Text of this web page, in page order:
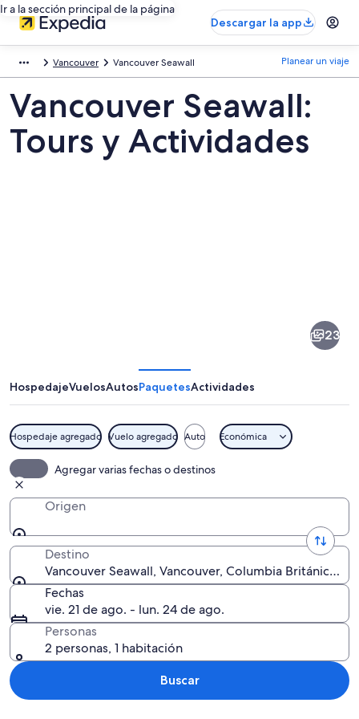
Ir a la sección principal de la página
Descargar la app
Vancouver Vancouver Seawall Planear un viaje
Vancouver Seawall:
Tours y Actividades
23
HospedajeVuelosAutosPaquetesActividades
Hospedaje agregado Vuelo agregado Auto Económica
Agregar varias fechas o destinos
Origen
Destino
Vancouver Seawall, Vancouver, Columbia Británica,
Fechas
vie. 21 de ago. - lun. 24 de ago.
Personas
2 personas, 1 habitación
Buscar